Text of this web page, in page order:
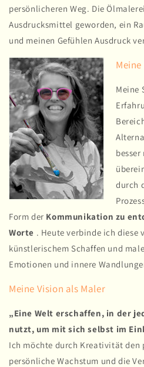
persönlicheren Weg. Die
Ausdrucksmittel geworden, ein
und meinen Gefühlen Ausdruck
Meine
Meine
durch
Form der Kommunikation zu
Worte . Heute verbinde ich diese
künstlerischem Schaffen und
Emotionen und innere
Meine Vision als Maler
„Eine Welt erschaffen, in der
nutzt, um mit sich selbst im
Ich möchte durch Kreativität den
persönliche Wachstum und die